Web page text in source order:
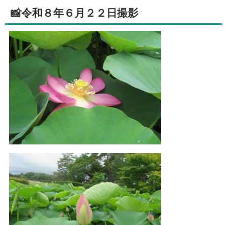
📸令和８年６月２２日撮影